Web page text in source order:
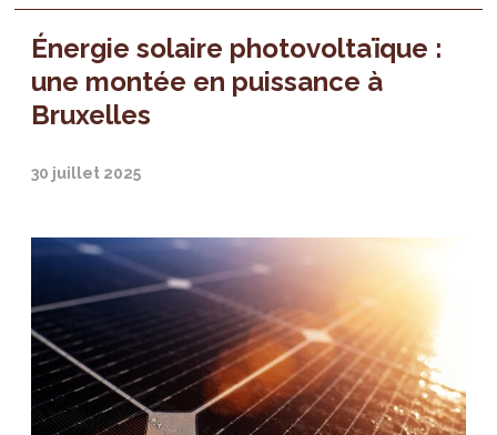
Énergie solaire photovoltaïque :
une montée en puissance à
Bruxelles
30 juillet 2025